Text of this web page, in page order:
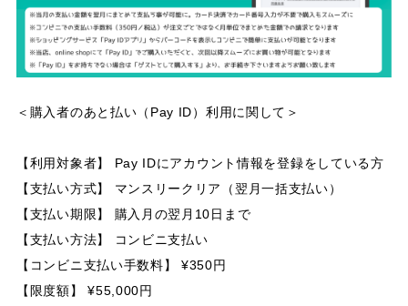
＜購入者のあと払い（Pay ID）利用に関して＞
【利用対象者】 Pay IDにアカウント情報を登録をしている方
【支払い方式】 マンスリークリア（翌月一括支払い）
【支払い期限】 購入月の翌月10日まで
【支払い方法】 コンビニ支払い
【コンビニ支払い手数料】 ¥350円
【限度額】 ¥55,000円